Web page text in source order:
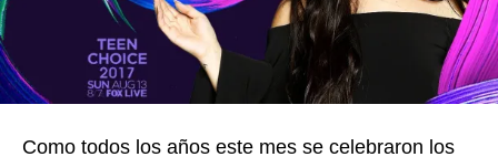
Como todos los años este mes se celebraron los